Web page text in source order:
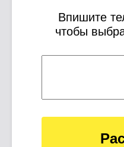
Впишите
чтобы